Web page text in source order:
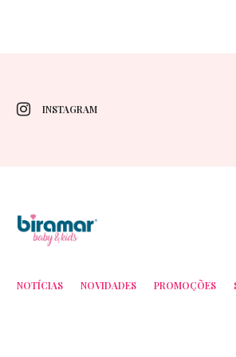
INSTAGRAM
NOTÍCIAS NOVIDADES PROMOÇÕES